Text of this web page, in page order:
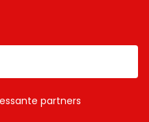
partners